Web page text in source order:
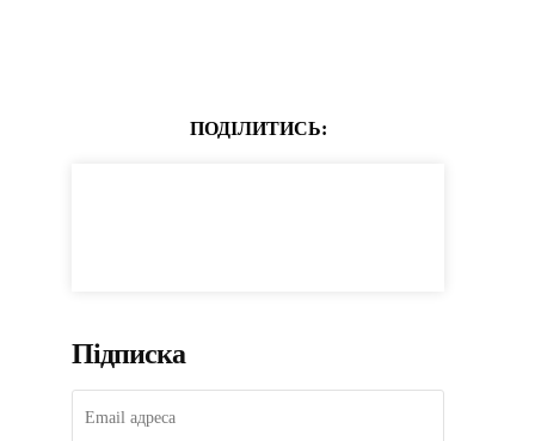
ПОДІЛИТИСЬ:
Підписка